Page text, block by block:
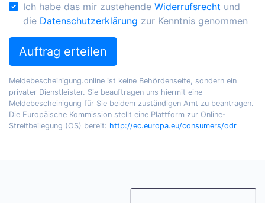
Ich habe das mir zustehende Widerrufsrecht und
die Datenschutzerklärung zur Kenntnis genommen
Auftrag erteilen
Meldebescheinigung.online ist keine Behördenseite, sondern ein
privater Dienstleister. Sie beauftragen uns hiermit eine
Meldebescheinigung für Sie beidem zuständigen Amt zu beantragen.
Die Europäische Kommission stellt eine Plattform zur Online-
Streitbeilegung (OS) bereit: http://ec.europa.eu/consumers/odr